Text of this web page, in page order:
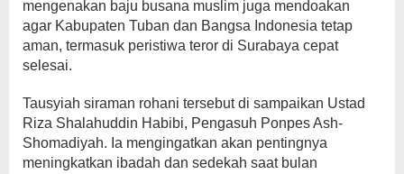
mengenakan baju busana muslim juga mendoakan
agar Kabupaten Tuban dan Bangsa Indonesia tetap
aman, termasuk peristiwa teror di Surabaya cepat
selesai.
Tausyiah siraman rohani tersebut di sampaikan Ustad
Riza Shalahuddin Habibi, Pengasuh Ponpes Ash-
Shomadiyah. Ia mengingatkan akan pentingnya
meningkatkan ibadah dan sedekah saat bulan